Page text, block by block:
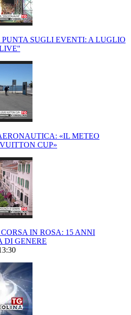
PUNTA SUGLI EVENTI: A LUGLIO
«IL METEO
CUP»
IN ROSA: 15 ANNI
DI GENERE